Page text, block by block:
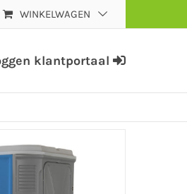
WINKELWAGEN
klantportaal